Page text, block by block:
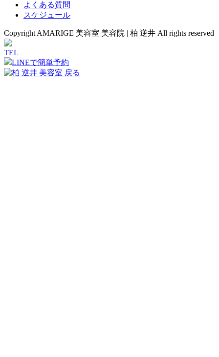
よくある質問
スケジュール
Copyright AMARIGE 美容室 美容院 | 柏 逆井 All rights reserved
TEL
LINEで簡単予約